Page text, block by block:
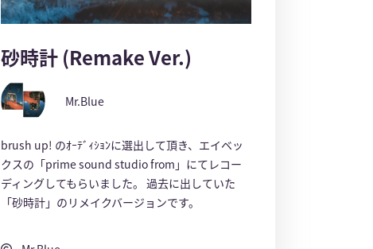
砂時計 (Remake Ver.)
Mr.Blue
brush up! のｵｰﾃﾞｨｼｮﾝに選出して頂き、エイベッ
クスの「prime sound studio from」にてレコー
ディングしてもらいました。 過去に出していた
「砂時計」のリメイクバージョンです。